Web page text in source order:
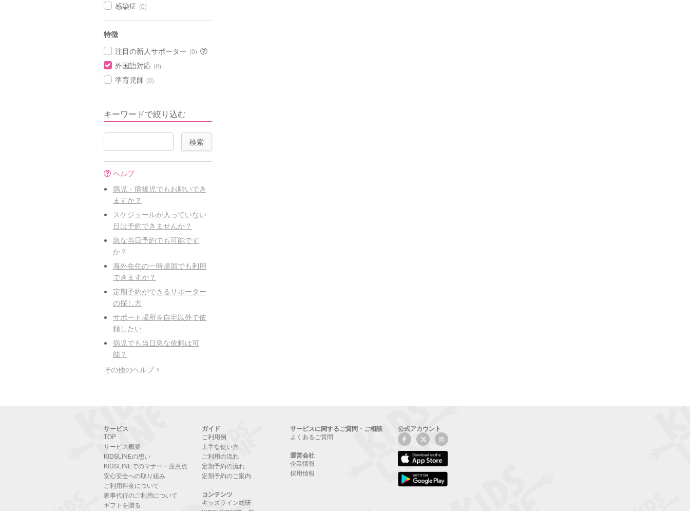
感染症 (0)
特徴
注目の新人サポーター (0)
外国語対応 (0)
準育児師 (0)
キーワードで絞り込む
ヘルプ
病児・病後児でもお願いでき
ますか？
スケジュールが入っていない
日は予約できませんか？
急な当日予約でも可能です
か？
海外在住の一時帰国でも利用
できますか？
定期予約ができるサポーター
の探し方
サポート場所を自宅以外で依
頼したい
病児でも当日急な依頼は可
能？
その他のヘルプ
サービス
TOP
サービス概要
KIDSLINEの想い
KIDSLINEでのマナー・注意点
安心安全への取り組み
ご利用料金について
家事代行のご利用について
ギフトを贈る
ガイド
ご利用例
上手な使い方
ご利用の流れ
定期予約の流れ
定期予約のご案内
コンテンツ
キッズライン総研
サービスに関するご質問・ご相談
よくあるご質問
運営会社
企業情報
採用情報
公式アカウント